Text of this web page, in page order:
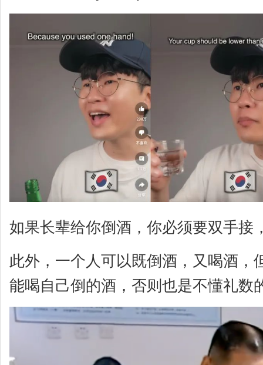
如果长辈给你倒酒，你必须要双手接
此外，一个人可以既倒酒，又喝酒，
能喝自己倒的酒，否则也是不懂礼数